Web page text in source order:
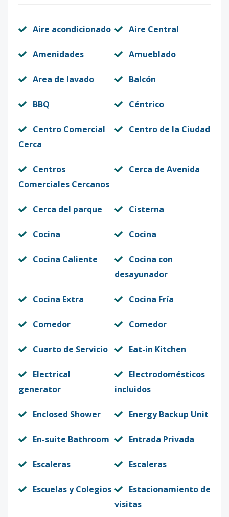
Aire acondicionado Aire Central
Amenidades Amueblado
Area de lavado Balcón
BBQ Céntrico
Centro Comercial
Cerca
Centro de la Ciudad
Centros
Comerciales Cercanos
Cerca de Avenida
Cerca del parque Cisterna
Cocina Cocina
Cocina Caliente
Cocina con
desayunador
Cocina Extra Cocina Fría
Comedor Comedor
Cuarto de Servicio Eat-in Kitchen
Electrical
generator
Electrodomésticos
incluidos
Enclosed Shower Energy Backup Unit
En-suite Bathroom Entrada Privada
Escaleras Escaleras
Escuelas y Colegios
Estacionamiento de
visitas